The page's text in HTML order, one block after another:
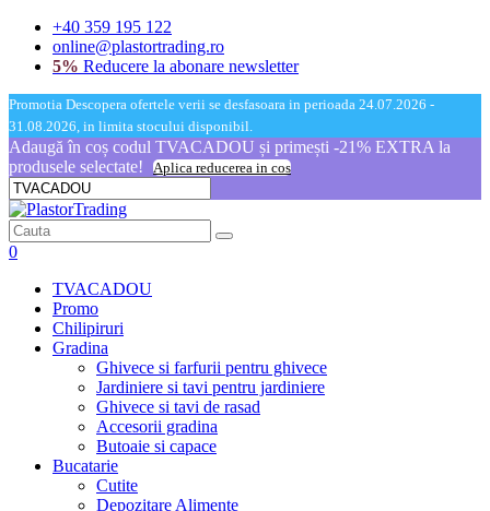
+40 359 195 122
online@plastortrading.ro
5% Reducere la abonare newsletter
Promotia Descopera ofertele verii se desfasoara in perioada 24.07.2026 -
31.08.2026, in limita stocului disponibil.
Adaugă în coș codul TVACADOU și primești -21% EXTRA la
produsele selectate!
Aplica reducerea in cos
0
TVACADOU
Promo
Chilipiruri
Gradina
Ghivece si farfurii pentru ghivece
Jardiniere si tavi pentru jardiniere
Ghivece si tavi de rasad
Accesorii gradina
Butoaie si capace
Bucatarie
Cutite
Depozitare Alimente